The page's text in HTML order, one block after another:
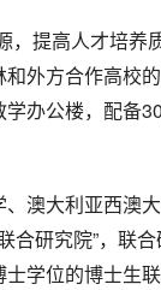
，提高人才培
外方合作高校
办公楼，配备
澳大利亚西澳
合研究院”，联
学位的博士生